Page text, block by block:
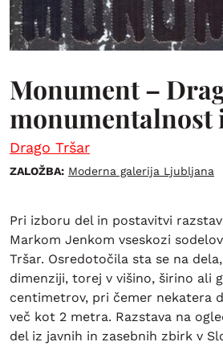
Monument –
monumentalnost
Drago Tršar
ZALOŽBA: Moderna galerija Ljubljana
Pri izboru del in postavitvi
Markom Jenkom vseskozi
Tršar. Osredotočila sta se na
dimenziji, torej v višino, širino ali
centimetrov, pri čemer nekatera
več kot 2 metra. Razstava na
del iz javnih in zasebnih zbirk v